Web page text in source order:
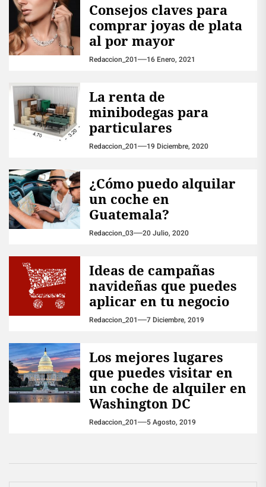
Consejos claves para
comprar joyas de plata
al por mayor
Redaccion_201 16 Enero, 2021
La renta de
minibodegas para
particulares
Redaccion_201 19 Diciembre, 2020
¿Cómo puedo alquilar
un coche en
Guatemala?
Redaccion_03 20 Julio, 2020
Ideas de campañas
navideñas que puedes
aplicar en tu negocio
Redaccion_201 7 Diciembre, 2019
Los mejores lugares
que puedes visitar en
un coche de alquiler en
Washington DC
Redaccion_201 5 Agosto, 2019